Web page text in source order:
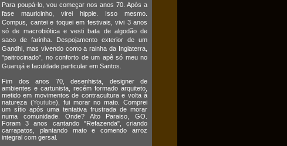
Para poupá-lo, vou começar nos anos 70. Após a
fase mauricinho, virei hippie. Isso mesmo.
Compus, cantei e toquei em festivais, vivi 3 anos
só de macrobiótica e vesti bata de algodão de
saco de farinha. Despojamento exterior de um
Gandhi, mas vivendo como a rainha da Inglaterra,
"paitrocinado", no conforto de um apê só meu no
Guarujá e faculdade particular em Santos.
Fim dos anos 70, desenhista, designer de
ambientes e cartunista, recém formado arquiteto,
metido em movimentos de contracultura e volta à
natureza (Youtube), fui morar no mato. Comprei
um sítio após uma tentativa frustrada de morar
numa comunidade. Onde? Alto Paraiso, GO.
Foram 3 anos cantando "Refazenda", criando
carrapatos, plantando mato e comendo arroz
integral com gersal.